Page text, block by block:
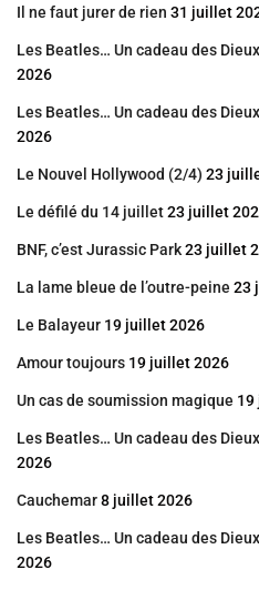
Il ne faut jurer de rien 31 juillet
Les Beatles… Un cadeau des
2026
Les Beatles… Un cadeau des
2026
Le Nouvel Hollywood (2/4) 23
Le défilé du 14 juillet23 juillet
BNF, c’est Jurassic Park23 juillet
La lame bleue de l’outre-peine 23
Le Balayeur 19 juillet 2026
Amour toujours 19 juillet 2026
Un cas de soumission magique 19
Les Beatles… Un cadeau des
2026
Cauchemar8 juillet 2026
Les Beatles… Un cadeau des
2026